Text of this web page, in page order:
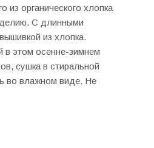
из органического хлопка
С длинными
из хлопка.
в этом осенне-зимнем
сушка в стиральной
во влажном виде. Не